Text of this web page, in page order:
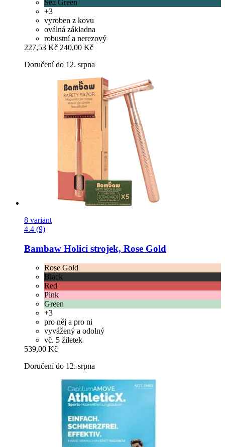
Sea Green
+3
vyroben z kovu
oválná základna
robustní a nerezový
227,53 Kč 240,00 Kč
Doručení do 12. srpna
8 variant
4.4 (9)
Bambaw Holicí strojek, Rose Gold
Rose Gold
Black
Red
Pink
Green
+3
pro něj a pro ni
vyvážený a odolný
vč. 5 žiletek
539,00 Kč
Doručení do 12. srpna